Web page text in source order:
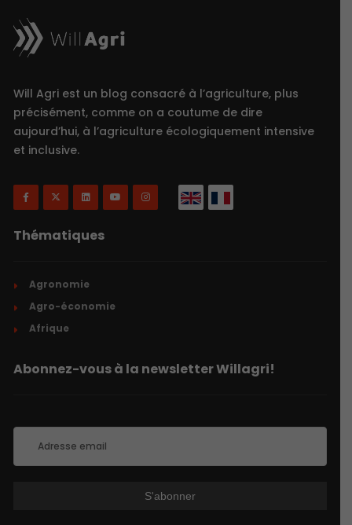
Will Agri est un blog consacré à l’agriculture, plus
précisément, comme on a coutume de dire
aujourd’hui, à l’agriculture écologiquement intensive
et inclusive.
Thématiques
Agronomie
Agro-économie
Afrique
Abonnez-vous à la newsletter Willagri!